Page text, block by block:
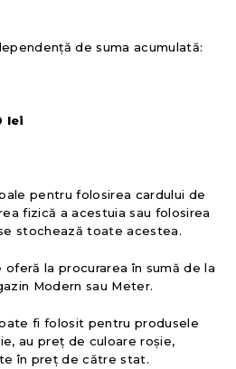
de suma acumulată:
lei
pentru folosirea cardului de
fizică a acestuia sau folosirea
stochează toate acestea.
la procurarea în sumă de la
Modern sau Meter.
fi folosit pentru produsele
au preț de culoare roșie,
în preț de către stat.